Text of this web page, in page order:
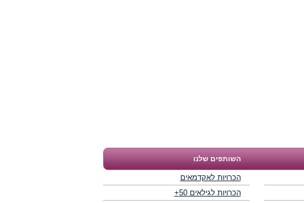
השותפים שלנו
הכרויות לאקדמאים
הכרויות לגילאים 50+